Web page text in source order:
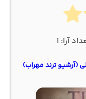
1
(آرشیو ترند مهراب)